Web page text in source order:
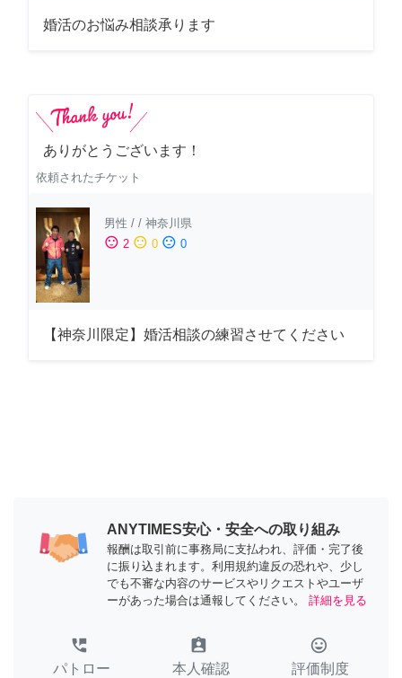
婚活のお悩み相談承ります
ありがとうございます！
依頼されたチケット
男性 / / 神奈川県
sentiment_satisfied 2 sentiment_neutral 0 sentiment_dissatisfied 0
【神奈川限定】婚活相談の練習させてください
ANYTIMES安心・安全への取り組み
報酬は取引前に事務局に支払われ、評価・完了後
に振り込まれます。利用規約違反の恐れや、少し
でも不審な内容のサービスやリクエストやユーザ
ーがあった場合は通報してください。
詳細を見る
perm_phone_msg
パトロー
assignment_ind
本人確認
tag_faces
評価制度